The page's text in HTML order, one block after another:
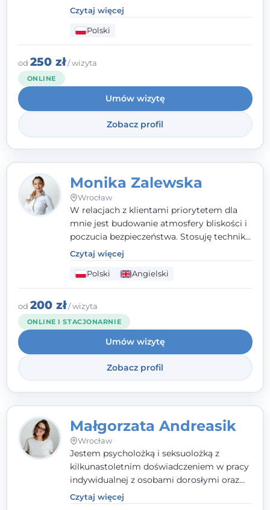
szkolenia na psychoterapeutę
systemowego. Posiadam status członka
nadzwyczajnego Wielkopolskiego
TowarzystwaTerapii Systemowejoraz
należę do Polskiego Towarzystwa
pierwszym miejscu stawiam budowanie
atmosfery bezpieczeństwa i zrozumienia w
relacjach z Klientami. Istotna dla nie jest
również koncentracja na dostępnych
zasobach.
Czytaj więcej
Polski
od 250 zł/ wizyta
ONLINE
Umów wizytę
Zobacz profil
Monika Zalewska
Wrocław
W relacjach z klientami priorytetem dla
mnie jest budowanie atmosfery bliskości i
poczucia bezpieczeństwa. Stosuję techniki
poznawczo-behawioralne oraz metody,
które koncentrują się na rozwiązaniach
(TSR). Te polegają na osiąganiu
zamierzonych celów (doprowadzeniu do
rozwiązania trudnych sytuacji) poprzez
identyfikowanie i wzmacnianie zasobów
oraz mocnych stron klienta. W swojej
pracy korzystam także z metod dialogu
motywacyjnego itreningu uważności.
Czytaj więcej
Polski Angielski
od 200 zł/ wizyta
ONLINE I STACJONARNIE
Umów wizytę
Zobacz profil
Małgorzata Andreasik
Wrocław
Jestem psycholożką i seksuolożką z
kilkunastoletnim doświadczeniem w pracy
indywidualnej z osobami dorosłymi oraz
parami. Specjalizuję się w obszarze zdrowia
seksualnego, żałoby, kryzysów życiowych i
Czytaj więcej